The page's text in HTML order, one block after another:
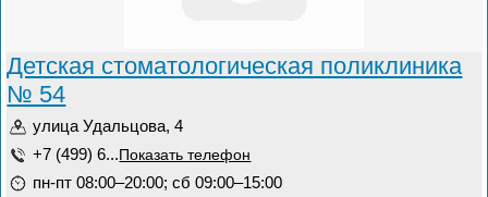
Детская стоматологическая поликлиника
№ 54
улица Удальцова, 4
+7 (499) 6... Показать телефон
пн-пт 08:00–20:00; сб 09:00–15:00